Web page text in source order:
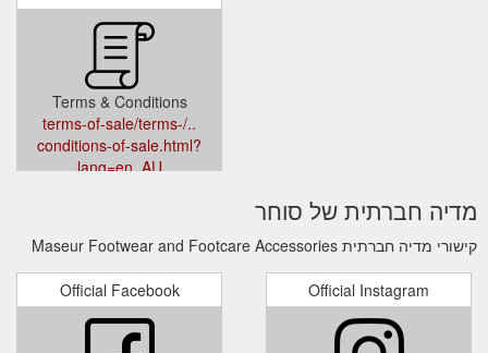
Terms & Conditions
../terms-of-sale/terms-
conditions-of-sale.html?
lang=en_AU
מדיה חברתית של סוחר
קישורי מדיה חברתית Maseur Footwear and Footcare Accessories
Official Facebook Official Instagram